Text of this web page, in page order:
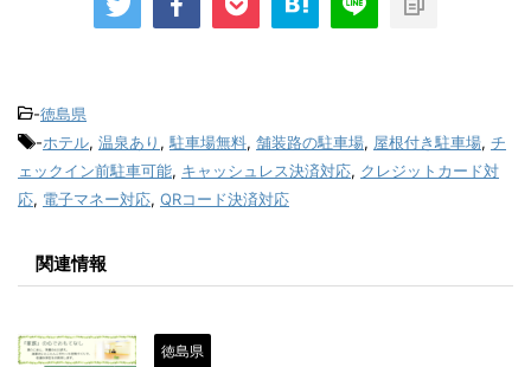
-徳島県
-ホテル, 温泉あり , 駐車場無料, 舗装路の駐車場, 屋根付き駐車場, チ
ェックイン前駐車可能, キャッシュレス決済対応, クレジットカード対
応, 電子マネー対応, QRコード決済対応
関連情報
徳島県